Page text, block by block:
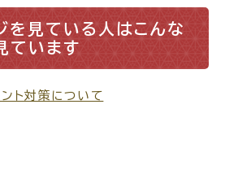
税金
を見ている人はこんな
ています
ト対策について